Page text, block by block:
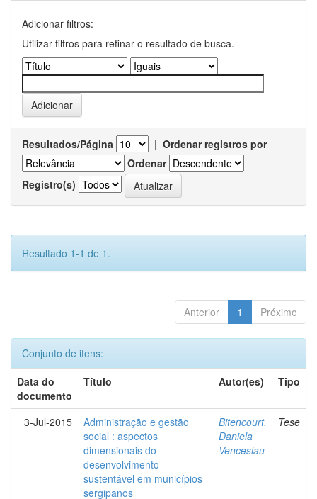
Adicionar filtros:
Utilizar filtros para refinar o resultado de busca.
Resultados/Página | Ordenar registros por
Ordenar
Registro(s)
Resultado 1-1 de 1.
Anterior 1 Próximo
Conjunto de itens:
Data do
documento
Título Autor(es) Tipo
3-Jul-2015
Administração e gestão
social : aspectos
dimensionais do
desenvolvimento
sustentável em municípios
sergipanos
Bitencourt,
Daniela
Venceslau
Tese